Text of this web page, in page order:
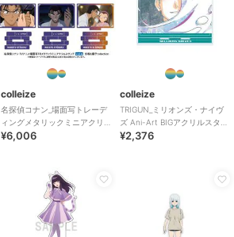
グラ NEW LINK_スリム
タペストリー vol.3 両備
B
¥3,575
_ROBOT魂＜SIDE MS＞
RX-178 ガンダムMk-
II（エゥーゴ仕様）
12,155
colleize
名探偵コナン_場面写トレーデ
ィングメタリックミニアクリ
ルスタンド 京極&園子
¥6,006
colleize
TRIGUN_ミリオンズ・ナイヴ
ズ Ani-Art BIGアクリルスタン
ド
¥2,376